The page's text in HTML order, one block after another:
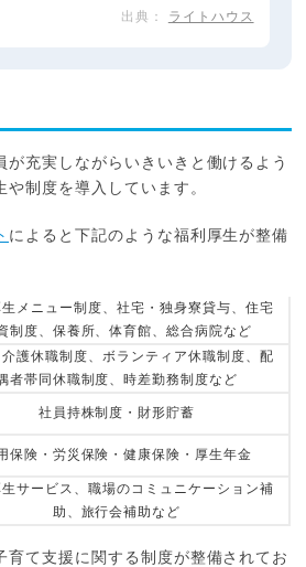
ライトハウス
が充実しながらいきいきと働けるよう
制度を導入しています。
によると下記のような福利厚生が整備
メニュー制度、社宅・独身寮貸与、住宅
制度、保養所、体育館、総合病院など
護休職制度、ボランティア休職制度、配
者帯同休職制度、時差勤務制度など
社員持株制度・財形貯蓄
保険・労災保険・健康保険・厚生年金
サービス、職場のコミュニケーション補
助、旅行会補助など
育て支援に関する制度が整備されてお